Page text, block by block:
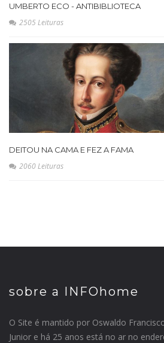
UMBERTO ECO - ANTIBIBLIOTECA
2505 Leituras
DEITOU NA CAMA E FEZ A FAMA
2060 Leituras
sobre a INFOhome
O Site é mantido por Oswaldo
Junior e há 25 anos está no ar no